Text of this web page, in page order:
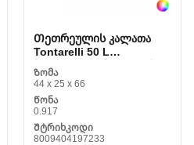
Თეთრეულის კალათა
Tontarelli 50 L
პლასტიკური მართკუთხა
(66 X 44 x 25 სმ)
Ზომა
44 x 25 x 66
Წონა
0.917
Შტრიხკოდი
8009404197233